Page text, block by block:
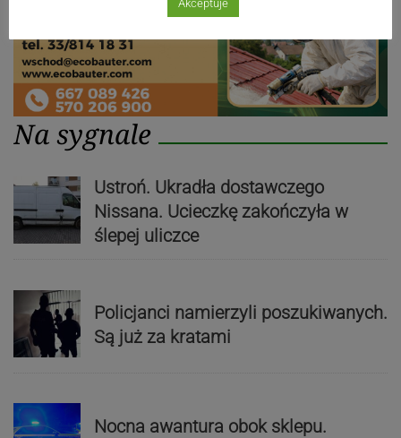
Na sygnale
Ustroń. Ukradła dostawczego
Nissana. Ucieczkę zakończyła w
ślepej uliczce
Policjanci namierzyli poszukiwanych.
Są już za kratami
Nocna awantura obok sklepu.
Akceptuje